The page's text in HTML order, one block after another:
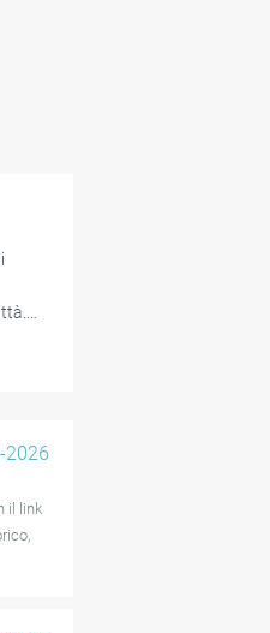
il link
2026